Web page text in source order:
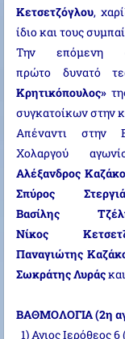
Κετσετζόγλου,
ίδιο και τους
Την επόμενη
πρώτο δυνατό
Κρητικόπουλος»
συγκατοίκων στην
Απέναντι στην
Χολαργού
Αλέξανδρος
Σπύρος
Βασίλης
Νίκος
Παναγιώτης
Σωκράτης Λυράςκαι
ΒΑΘΜΟΛΟΓΙΑ (2η
1) Αγιος Ιερόθεος 6